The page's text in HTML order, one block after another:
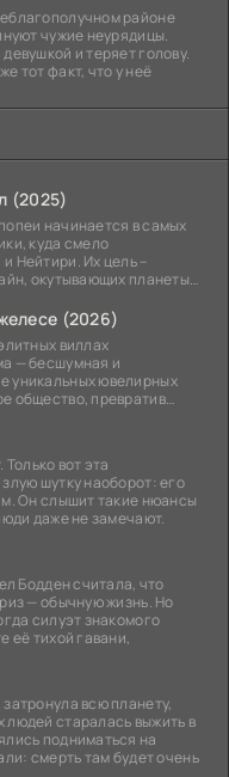
районе
чужие неурядицы.
и теряет голову.
тот факт, что у неё
(2025)
начинается в самых
куда смело
Нейтири. Их цель –
окутывающих планеты
(2026)
виллах
— бесшумная и
уникальных ювелирных
общество, превратив
вот эта
шутку наоборот: его
Он слышит такие нюансы
даже не замечают.
Бодден считала, что
— обычную жизнь. Но
силуэт знакомого
её тихой гавани,
всю планету,
людей старалась выжить в
подниматься на
смерть там будет очень